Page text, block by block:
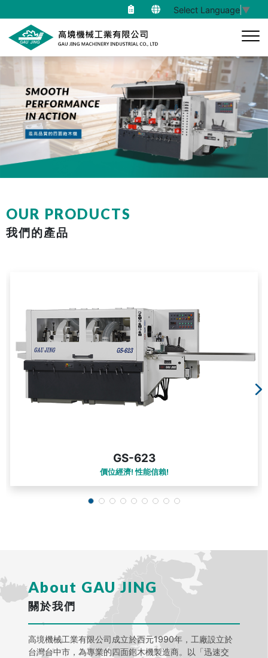
Select Language ▼
OUR PRODUCTS
我們的產品
GS-623
價位經濟! 性能信賴!
加工寬度: 10~230mm
About GAU JING
關於我們
高境機械工業有限公司成立於西元1990年，工廠設立於
台灣台中市，為專業的四面鉋木機製造商。以「迅速交